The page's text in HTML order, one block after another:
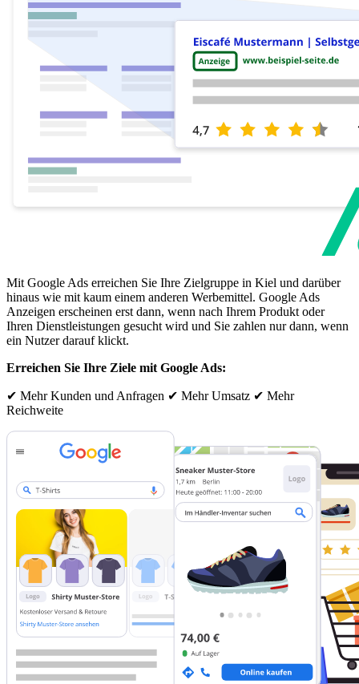
Mit Google Ads erreichen Sie Ihre Zielgruppe in Kiel und darüber
hinaus wie mit kaum einem anderen Werbemittel. Google Ads
Anzeigen erscheinen erst dann, wenn nach Ihrem Produkt oder
Ihren Dienstleistungen gesucht wird und Sie zahlen nur dann, wenn
ein Nutzer darauf klickt.
Erreichen Sie Ihre Ziele mit Google Ads:
✔ Mehr Kunden und Anfragen ✔ Mehr Umsatz ✔ Mehr
Reichweite